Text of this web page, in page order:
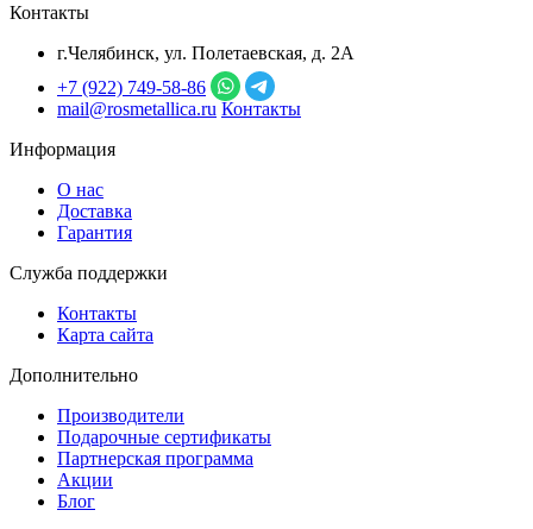
Контакты
г.Челябинск, ул. Полетаевская, д. 2А
+7 (922) 749‑58‑86
mail@rosmetallica.ru Контакты
Информация
О нас
Доставка
Гарантия
Служба поддержки
Контакты
Карта сайта
Дополнительно
Производители
Подарочные сертификаты
Партнерская программа
Акции
Блог